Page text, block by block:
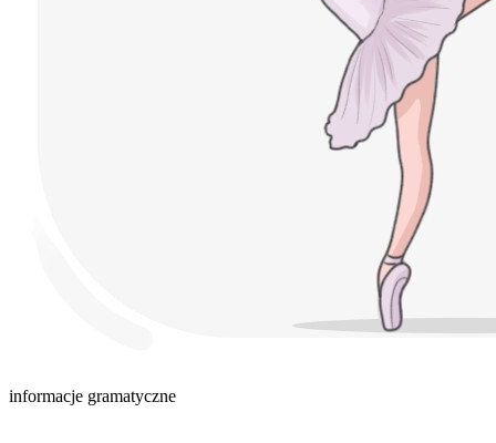
informacje gramatyczne